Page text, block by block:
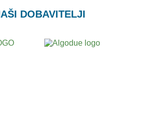
DOBAVITELJI